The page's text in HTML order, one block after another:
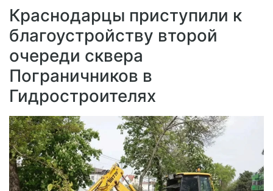
Краснодарцы приступили к
благоустройству второй
очереди сквера
Пограничников в
Гидростроителях